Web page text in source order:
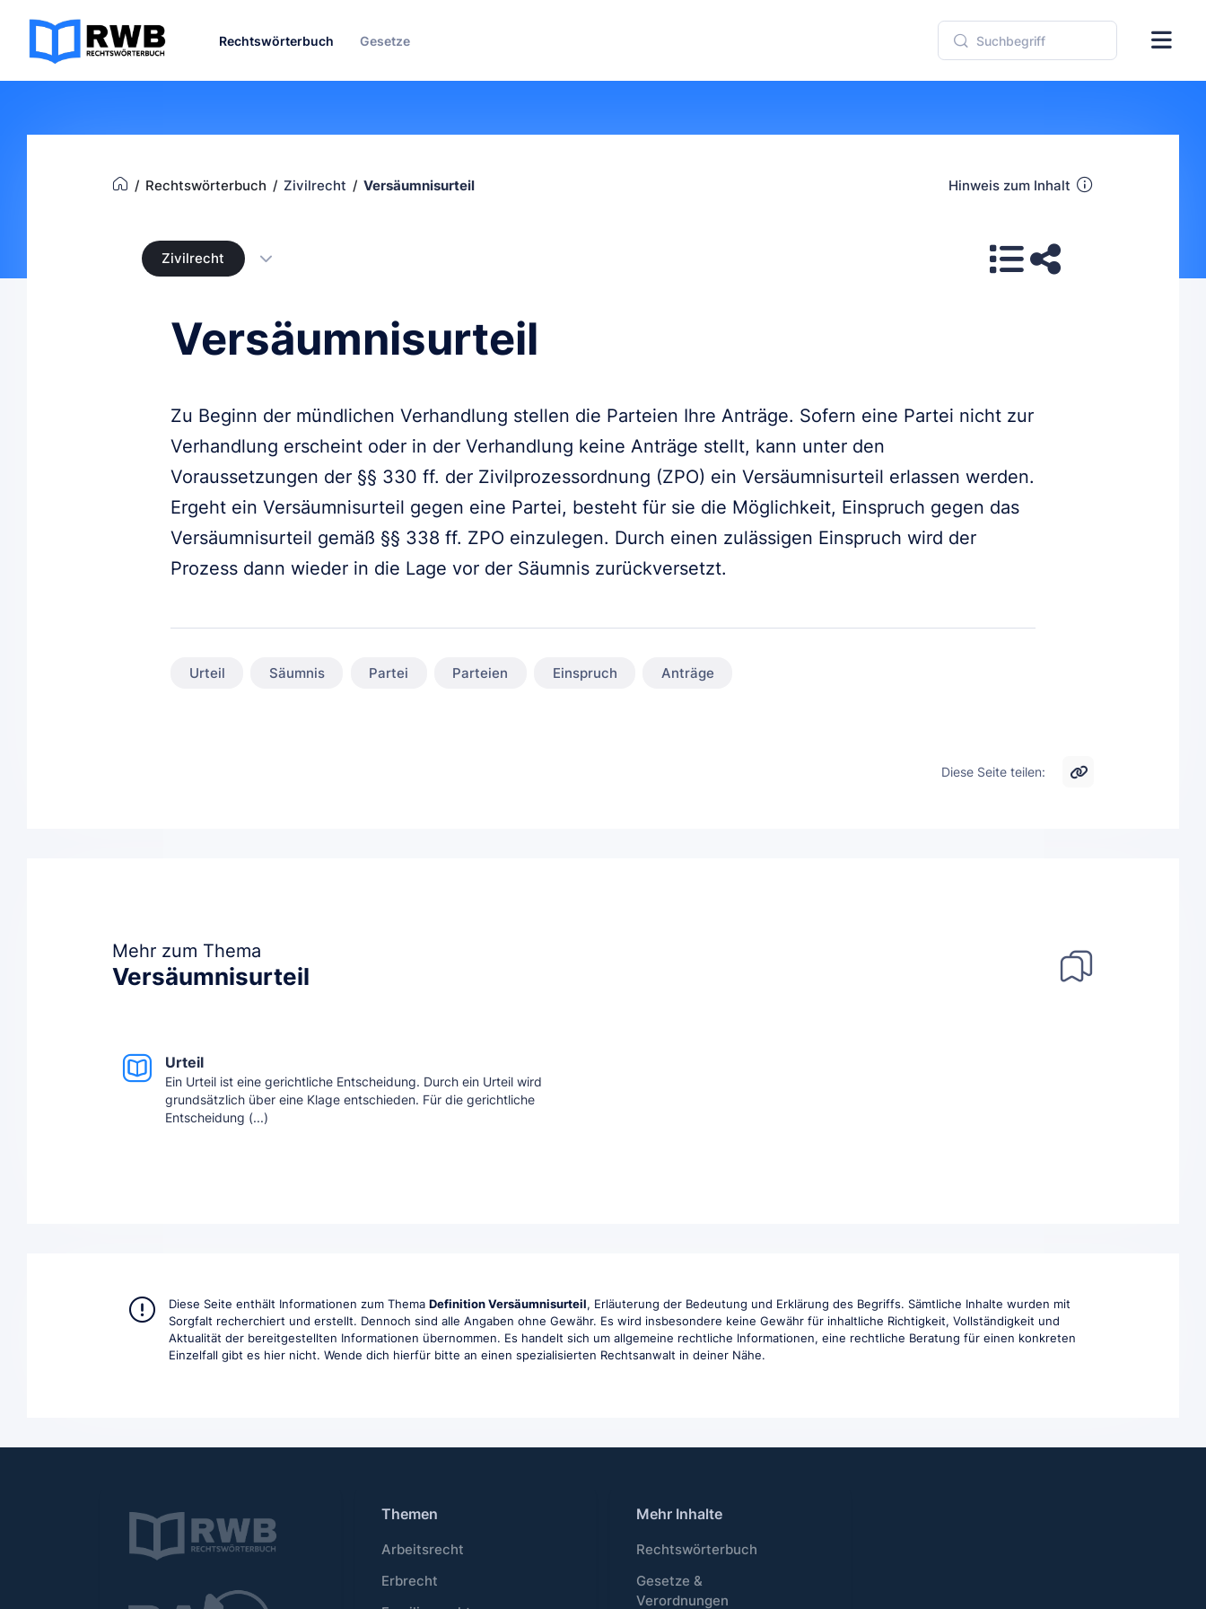
Rechtswörterbuch Gesetze
Rechtswörterbuch Zivilrecht Versäumnisurteil Hinweis zum Inhalt
Zivilrecht
Versäumnisurteil
Zu Beginn der mündlichen Verhandlung stellen die Parteien Ihre Anträge. Sofern eine Partei nicht zur
Verhandlung erscheint oder in der Verhandlung keine Anträge stellt, kann unter den
Voraussetzungen der §§ 330 ff. der Zivilprozessordnung (ZPO) ein Versäumnisurteil erlassen werden.
Ergeht ein Versäumnisurteil gegen eine Partei, besteht für sie die Möglichkeit, Einspruch gegen das
Versäumnisurteil gemäß §§ 338 ff. ZPO einzulegen. Durch einen zulässigen Einspruch wird der
Prozess dann wieder in die Lage vor der Säumnis zurückversetzt.
Urteil Säumnis Partei Parteien Einspruch Anträge
Diese Seite teilen:
Mehr zum Thema
Versäumnisurteil
Urteil
Ein Urteil ist eine gerichtliche Entscheidung. Durch ein Urteil wird
grundsätzlich über eine Klage entschieden. Für die gerichtliche
Entscheidung (...)
Diese Seite enthält Informationen zum ThemaDefinition Versäumnisurteil, Erläuterung der Bedeutung und Erklärung des Begriffs. Sämtliche Inhalte wurden mit
Sorgfalt recherchiert und erstellt. Dennoch sind alle Angaben ohne Gewähr. Es wird insbesondere keine Gewähr für inhaltliche Richtigkeit, Vollständigkeit und
Aktualität der bereitgestellten Informationen übernommen. Es handelt sich um allgemeine rechtliche Informationen, eine rechtliche Beratung für einen konkreten
Einzelfall gibt es hier nicht. Wende dich hierfür bitte an einen spezialisierten Rechtsanwalt in deiner Nähe.
Themen
Arbeitsrecht
Erbrecht
Mehr Inhalte
Rechtswörterbuch
Gesetze &
Verordnungen